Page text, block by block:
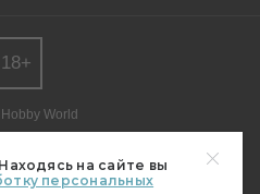
на сайте вы
персональных
World
с мнением редакции.
18+